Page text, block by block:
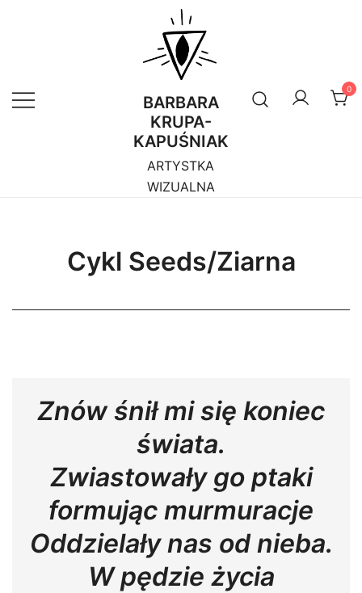
BARBARA
KRUPA-
KAPUŚNIAK
ARTYSTKA
WIZUALNA
0
Cykl Seeds/Ziarna
Znów śnił mi się koniec
świata.
Zwiastowały go ptaki
formując murmuracje
Oddzielały nas od nieba.
W pędzie życia